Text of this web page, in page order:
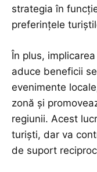
strategia în
preferințele
În plus,
aduce beneficii
evenimente
zonă și
regiunii. Acest
turiști, dar va
de suport